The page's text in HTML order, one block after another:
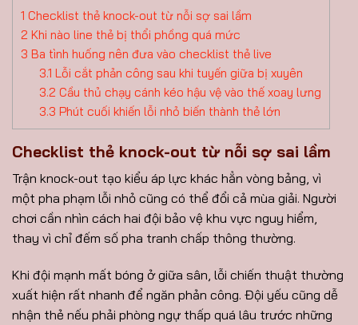
1 Checklist thẻ knock-out từ nỗi sợ sai lầm
2 Khi nào line thẻ bị thổi phồng quá mức
3 Ba tình huống nên đưa vào checklist thẻ live
3.1 Lỗi cắt phản công sau khi tuyến giữa bị xuyên
3.2 Cầu thủ chạy cánh kéo hậu vệ vào thế xoay lưng
3.3 Phút cuối khiến lỗi nhỏ biến thành thẻ lớn
Checklist thẻ knock-out từ nỗi sợ sai lầm
Trận knock-out tạo kiểu áp lực khác hẳn vòng bảng, vì
một pha phạm lỗi nhỏ cũng có thể đổi cả mùa giải. Người
chơi cần nhìn cách hai đội bảo vệ khu vực nguy hiểm,
thay vì chỉ đếm số pha tranh chấp thông thường.
Khi đội mạnh mất bóng ở giữa sân, lỗi chiến thuật thường
xuất hiện rất nhanh để ngăn phản công. Đội yếu cũng dễ
nhận thẻ nếu phải phòng ngự thấp quá lâu trước những